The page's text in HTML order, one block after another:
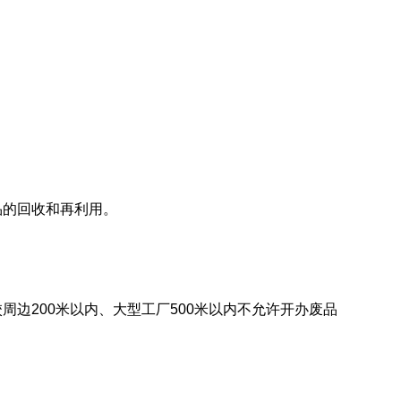
回收和再利用。
边200米以内、大型工厂500米以内不允许开办废品